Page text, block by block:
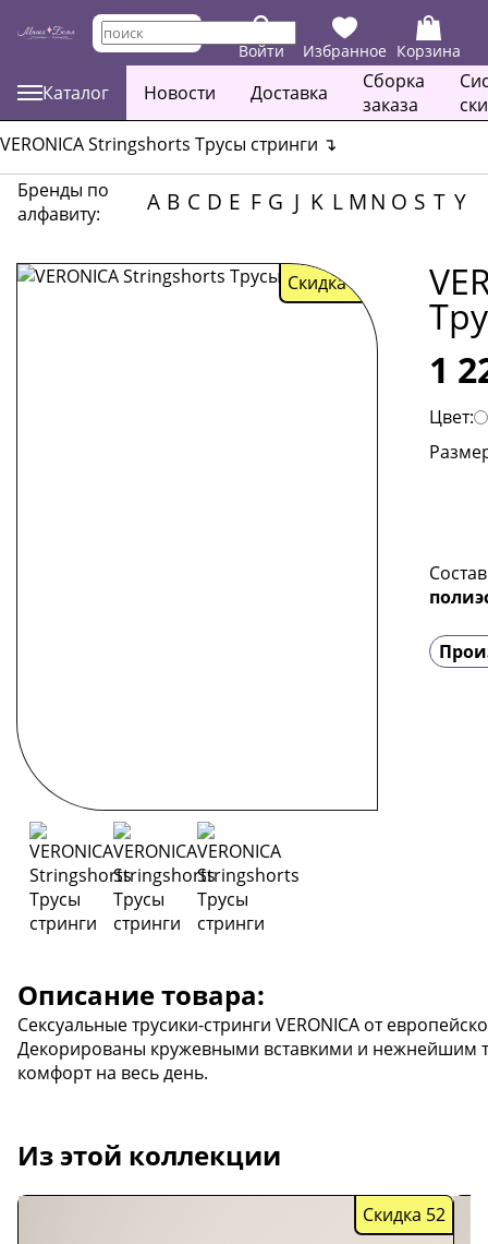
Войти Избранное Корзина
Каталог Новости Доставка
Сборка
заказа
VERONICA Stringshorts Трусы стринги ↴
Бренды по
алфавиту:
A B C D E F G J K L MN O S T Y
Скидка36
1
Цвет:
Описание товара:
Сексуальные трусики-стринги VERONICA от
Декорированы кружевными вставкими и нежнейшим
комфорт на весь день.
Из этой коллекции
Скидка 52